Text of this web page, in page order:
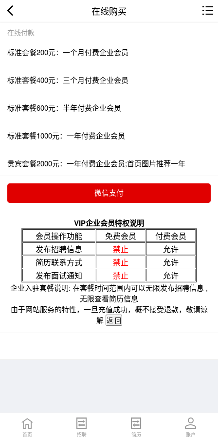
在线购买
在线付款
标准套餐200元：一个月付费企业会员
标准套餐400元：三个月付费企业会员
标准套餐600元：半年付费企业会员
标准套餐1000元：一年付费企业会员
贵宾套餐2000元：一年付费企业会员;首页图片推荐一年
VIP企业会员特权说明
会员操作功能 免费会员
付费会员
发布招聘信息
禁止
允许
简历联系方式
禁止
允许
发布面试通知
禁止 允许
企业入驻套餐说明: 在套餐时间范围内可以无限发布招聘信息 ,
无限查看简历信息
由于网站服务的特性，一旦充值成功，概不接受退款，敬请谅
解
首页 招聘 简历 账户